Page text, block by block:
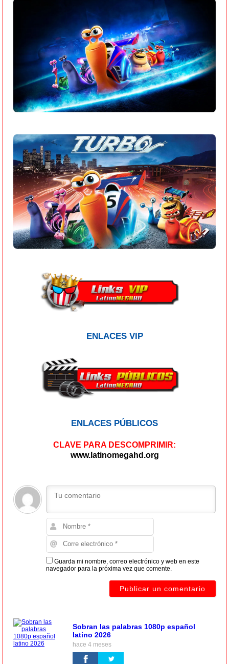
ENLACES VIP
ENLACES PÚBLICOS
CLAVE PARA DESCOMPRIMIR:
www.latinomegahd.org
Guarda mi nombre, correo electrónico y web en este
navegador para la próxima vez que comente.
Sobran las palabras 1080p español
latino 2026
hace 4 meses